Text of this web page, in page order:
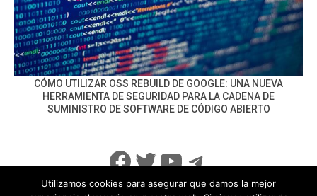
CÓMO UTILIZAR OSS REBUILD DE GOOGLE: UNA NUEVA
HERRAMIENTA DE SEGURIDAD PARA LA CADENA DE
SUMINISTRO DE SOFTWARE DE CÓDIGO ABIERTO
Facebook
Twitter
YouTube
Telegram
Utilizamos cookies para asegurar que damos la mejor